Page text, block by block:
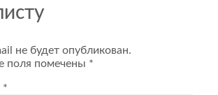
не будет опубликован.
поля помечены *
*